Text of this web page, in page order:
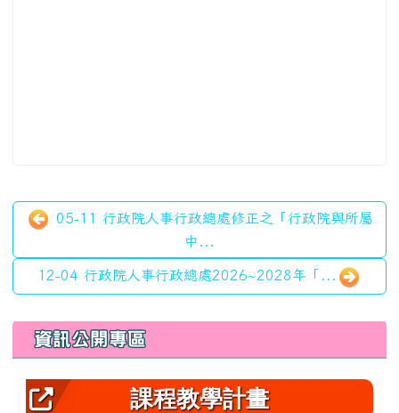
05-11 行政院人事行政總處修正之「行政院與所屬
中...
12-04 行政院人事行政總處2026~2028年「...
左邊區域內容
資訊公開專區
課程教學計畫